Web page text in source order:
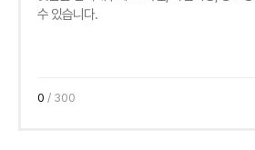
0 / 300